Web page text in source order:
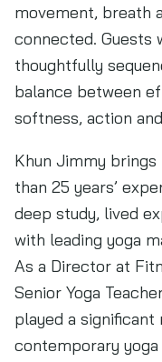
movement, breath
connected. Guests
thoughtfully
balance between
softness, action
Khun Jimmy
than 25 years’
deep study, lived
with leading yoga
As a Director at
Senior Yoga
played a
contemporary yoga